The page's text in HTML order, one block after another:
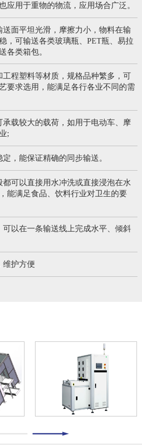
应用于重物的物流，应用场合广泛。
送面平坦光滑，摩擦力小，物料在输
，可输送各类玻璃瓶、PET瓶、易拉
各类箱包。
工程塑料等材质，规格品种繁多，可
要求选用，能满足各行各业不同的需
承载较大的载荷，如用于电动车、摩
;
，能保证精确的同步输送。
都可以直接用水冲洗或直接浸泡在水
能满足食品、饮料行业对卫生的要
可以在一条输送线上完成水平、倾斜
维护方便